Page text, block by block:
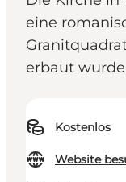
eine
erbaut
Kostenlos
Website